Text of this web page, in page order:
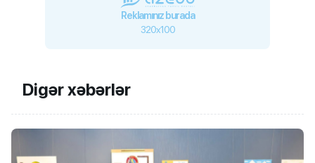
Reklamınız burada
320x100
Digər xəbərlər